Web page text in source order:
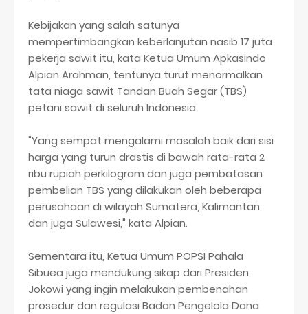
Kebijakan yang salah satunya
mempertimbangkan keberlanjutan nasib 17 juta
pekerja sawit itu, kata Ketua Umum Apkasindo
Alpian Arahman, tentunya turut menormalkan
tata niaga sawit Tandan Buah Segar (TBS)
petani sawit di seluruh Indonesia.
"Yang sempat mengalami masalah baik dari sisi
harga yang turun drastis di bawah rata-rata 2
ribu rupiah perkilogram dan juga pembatasan
pembelian TBS yang dilakukan oleh beberapa
perusahaan di wilayah Sumatera, Kalimantan
dan juga Sulawesi," kata Alpian.
Sementara itu, Ketua Umum POPSI Pahala
Sibuea juga mendukung sikap dari Presiden
Jokowi yang ingin melakukan pembenahan
prosedur dan regulasi Badan Pengelola Dana